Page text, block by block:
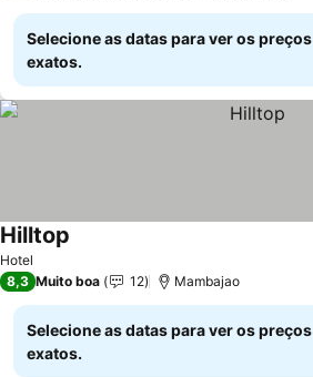
Selecione as datas para ver os preços
exatos.
Hotel
Hilltop
8,3 Muito boa 12 Mambajao
Selecione as datas para ver os preços
exatos.